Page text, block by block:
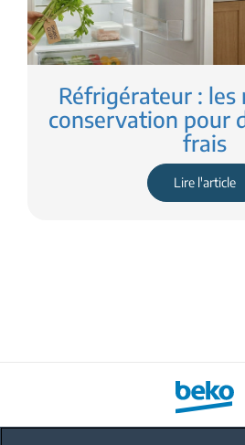
Réfrigérateur : les
conservation pour
frais
Lire l'article